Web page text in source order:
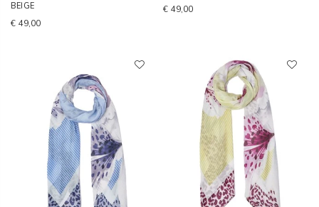
BEIGE
€ 49,00
€ 49,00